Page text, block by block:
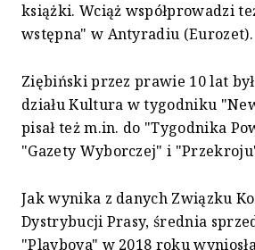
książki. Wciąż współprowadzi
wstępna" w Antyradiu (Eurozet).
Ziębiński przez prawie 10 lat
działu Kultura w tygodniku
pisał też m.in. do "Tygodnika
"Gazety Wyborczej" i
Jak wynika z danych Związku
Dystrybucji Prasy, średnia
"Playboya" w 2018 roku